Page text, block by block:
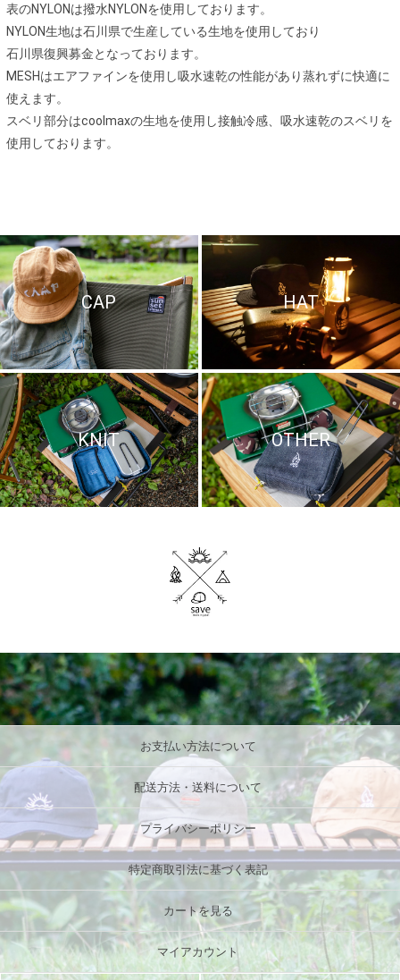
表のNYLONは撥水NYLONを使用しております。
NYLON生地は石川県で生産している生地を使用しており
石川県復興募金となっております。
MESHはエアファインを使用し吸水速乾の性能があり蒸れずに快適に
使えます。
スベリ部分はcoolmaxの生地を使用し接触冷感、吸水速乾のスベリを
使用しております。
CAP HAT
KNIT OTHER
お支払い方法について
配送方法・送料について
プライバシーポリシー
特定商取引法に基づく表記
カートを見る
マイアカウント